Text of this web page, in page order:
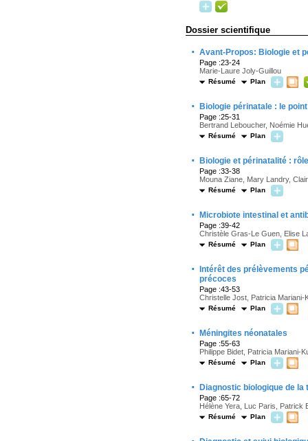
Dossier scientifique
· Avant-Propos: Biologie et
Page :23-24
Marie-Laure Joly-Guillou
Résumé Plan
· Biologie périnatale : le
Page :25-31
Bertrand Leboucher, Noémie
Résumé Plan
· Biologie et périnatalité :
Page :33-38
Mouna Ziane, Mary Landry,
Résumé Plan
· Microbiote intestinal et
Page :39-42
Christèle Gras-Le Guen, Elise
Résumé Plan
·
Intérêt des prélèvements
précoces
Page :43-53
Christelle Jost, Patricia Mariani-
Résumé Plan
· Méningites néonatales
Page :55-63
Philippe Bidet, Patricia Mariani-
Résumé Plan
· Diagnostic biologique de
Page :65-72
Hélène Yera, Luc Paris, Patrick
Résumé Plan